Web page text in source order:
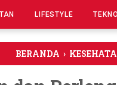
LIFESTYLE
BERANDA ›